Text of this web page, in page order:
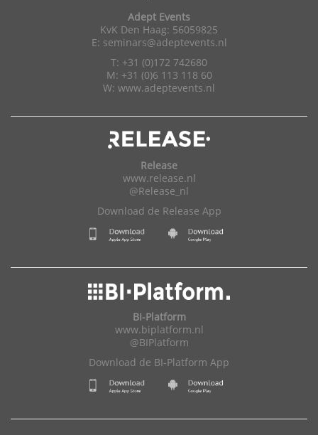
Adept Events
KvK Den Haag: 56059825
E: seminars@adeptevents.nl
T: +31 (0)172 742680
M: +31 (0)6 113 118 60
W: www.adeptevents.nl
Release
www.release.nl
@Release_nl
Download de Release App
BI-Platform
www.biplatform.nl
@BIPlatform
Download de BI-Platform App